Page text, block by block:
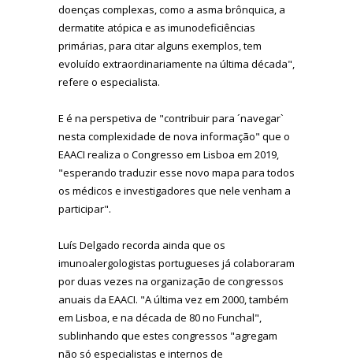
doenças complexas, como a asma brônquica, a
dermatite atópica e as imunodeficiências
primárias, para citar alguns exemplos, tem
evoluído extraordinariamente na última década",
refere o especialista.
E é na perspetiva de "contribuir para ´navegar`
nesta complexidade de nova informação" que o
EAACI realiza o Congresso em Lisboa em 2019,
"esperando traduzir esse novo mapa para todos
os médicos e investigadores que nele venham a
participar".
Luís Delgado recorda ainda que os
imunoalergologistas portugueses já colaboraram
por duas vezes na organização de congressos
anuais da EAACI. "A última vez em 2000, também
em Lisboa, e na década de 80 no Funchal",
sublinhando que estes congressos "agregam
não só especialistas e internos de